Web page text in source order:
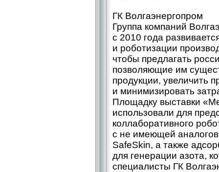
ГК Волгаэнергопром
Группа компаний
с 2010 года
и роботизации
чтобы предлагать
позво­ляющие им
продукции, увеличить
и минимизировать
Площадку выставки
использовали для
коллаборативного
с не имеющей аналогов
SafeSkin, а также
для генерации азота,
специалисты ГК